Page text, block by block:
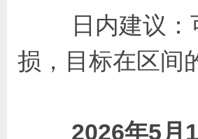
日内建议：可
损，目标在区间
2026年5月